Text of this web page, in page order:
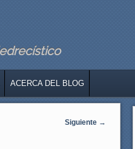
ACERCA DEL BLOG
Siguiente →